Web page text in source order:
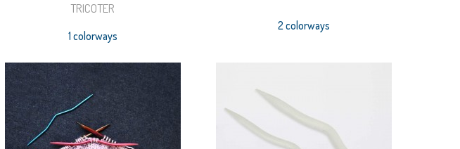
TRICOTER
1 colorways
2 colorways